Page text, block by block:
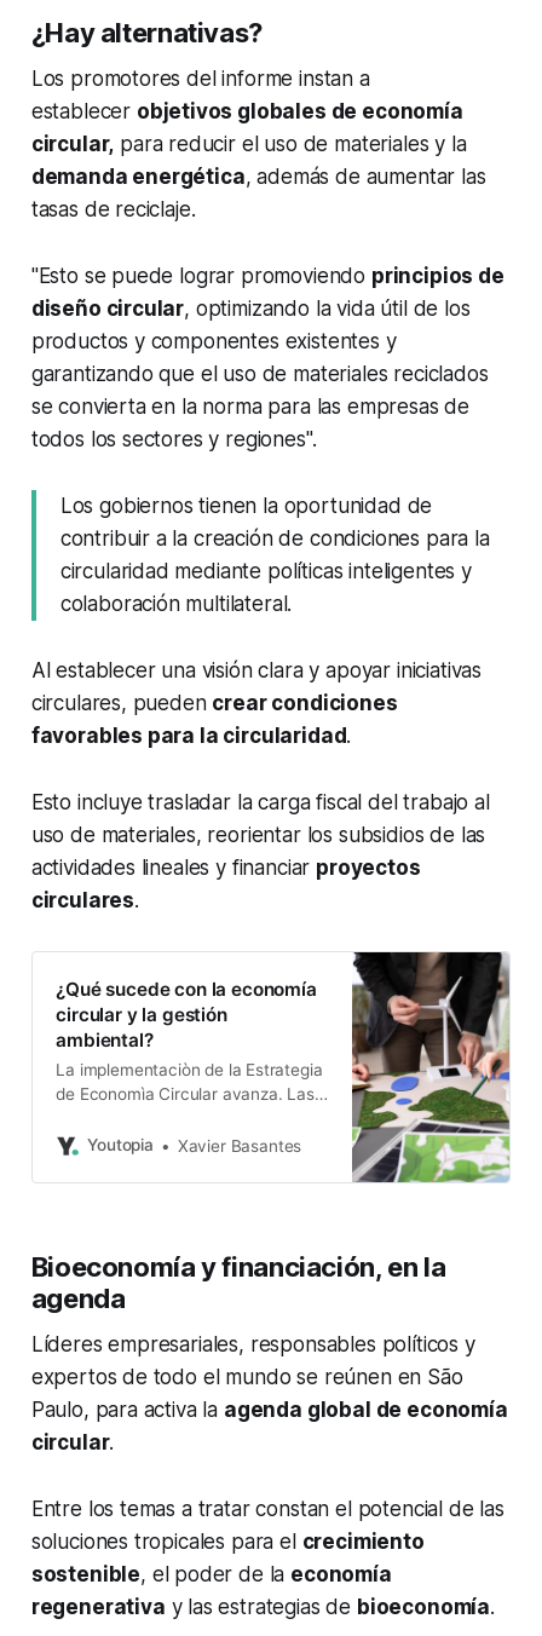
¿Hay alternativas?
Los promotores del informe instan a
establecer objetivos globales de economía
circular, para reducir el uso de materiales y la
demanda energética, además de aumentar las
tasas de reciclaje.
"Esto se puede lograr promoviendo principios de
diseño circular, optimizando la vida útil de los
productos y componentes existentes y
garantizando que el uso de materiales reciclados
se convierta en la norma para las empresas de
todos los sectores y regiones".
Los gobiernos tienen la oportunidad de
contribuir a la creación de condiciones para la
circularidad mediante políticas inteligentes y
colaboración multilateral.
Al establecer una visión clara y apoyar iniciativas
circulares, pueden crear condiciones
favorables para la circularidad.
Esto incluye trasladar la carga fiscal del trabajo al
uso de materiales, reorientar los subsidios de las
actividades lineales y financiar proyectos
circulares.
¿Qué sucede con la economía
circular y la gestión
ambiental?
La implementaciòn de la Estrategia
de Economìa Circular avanza. Las
millones en bienes y servicios
Youtopia Xavier Basantes
Bioeconomía y financiación, en la
agenda
Líderes empresariales, responsables políticos y
expertos de todo el mundo se reúnen en São
Paulo, para activa la agenda global de economía
circular.
Entre los temas a tratar constan el potencial de las
soluciones tropicales para el crecimiento
sostenible, el poder de la economía
regenerativa y las estrategias de bioeconomía.